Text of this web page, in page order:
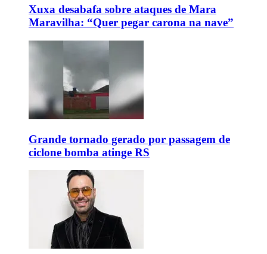
Xuxa desabafa sobre ataques de Mara
Maravilha: “Quer pegar carona na nave”
Grande tornado gerado por passagem de
ciclone bomba atinge RS